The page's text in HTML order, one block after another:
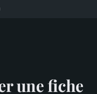
une fiche